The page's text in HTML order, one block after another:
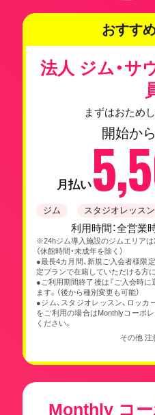
おすす
法人 ジム・サ
まずはおため
開始か
月払い
ジム スタジオレッスン
利用時間：全営業
※24hジム導入施設のジムエリアは
（休館時間・未成年を除く）
●最長4カ月間、新規ご入会者様限
定プランで在籍していただける方に
●ご利用期間終了後は『ご入会時に
ます。（後から種別変更も可能）
●ジム、スタジオレッスン、ロッ
をご利用の場合はMonthlyコーポ
ください。
その他 注
Monthly コ